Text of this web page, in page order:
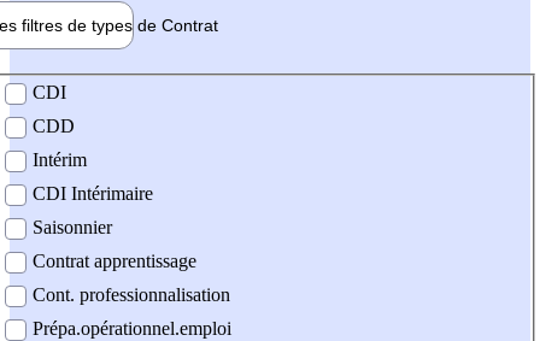
filtres de types de Contrat
contrat
CDI
CDD
Intérim
CDI Intérimaire
Saisonnier
Contrat apprentissage
Cont. professionnalisation
Prépa.opérationnel.emploi